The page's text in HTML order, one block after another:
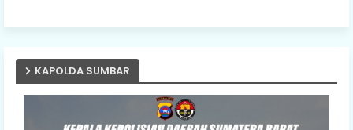
KAPOLDA SUMBAR